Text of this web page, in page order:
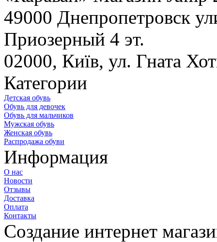
49000 Днепропетровск
Приозерный 4 эт.
02000, Київ, ул. Гната
Категории
Детская обувь
Обувь для девочек
Обувь для мальчиков
Мужская обувь
Женская обувь
Распродажа обуви
Информация
О нас
Новости
Отзывы
Доставка
Оплата
Контакты
Создание интернет